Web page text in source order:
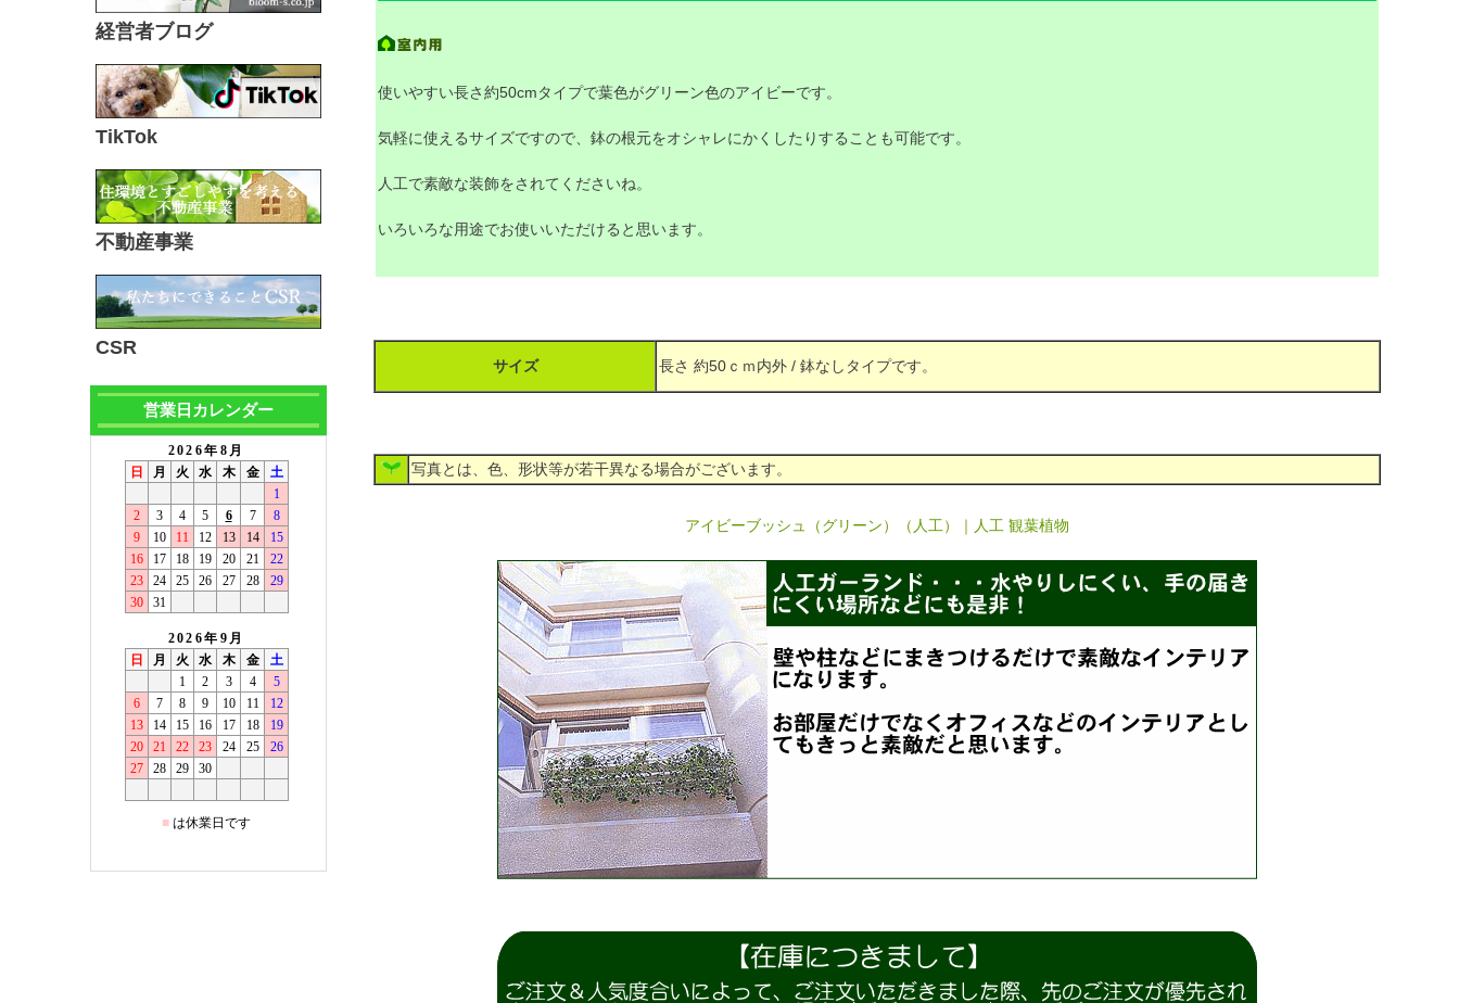
経営者ブログ
TikTok
不動産事業
CSR
営業日カレンダー
使いやすい長さ約50cmタイプで葉色がグリーン色のアイビーです。
気軽に使えるサイズですので、鉢の根元をオシャレにかくしたりすることも可能です。
人工で素敵な装飾をされてくださいね。
いろいろな用途でお使いいただけると思います。
サイズ 長さ 約50ｃｍ内外 / 鉢なしタイプです。
写真とは、色、形状等が若干異なる場合がございます。
アイビーブッシュ（グリーン）（人工）｜人工 観葉植物